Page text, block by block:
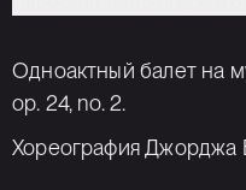
Одноактный балет на
op. 24, no. 2.
Хореография Джорджа